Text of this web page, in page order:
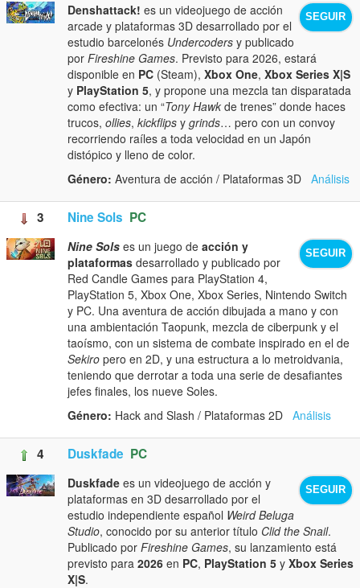
SEGUIR
Denshattack! es un videojuego de acción
arcade y plataformas 3D desarrollado por el
estudio barcelonés Undercoders y publicado
por Fireshine Games. Previsto para 2026, estará
disponible en PC (Steam), Xbox One, Xbox Series X|S
y PlayStation 5, y propone una mezcla tan disparatada
como efectiva: un “Tony Hawk de trenes” donde haces
trucos, ollies, kickflips y grinds… pero con un convoy
recorriendo raíles a toda velocidad en un Japón
distópico y lleno de color.
Género: Aventura de acción / Plataformas 3D Análisis
3 Nine Sols PC
SEGUIR
Nine Sols es un juego de acción y
plataformas desarrollado y publicado por
Red Candle Games para PlayStation 4,
PlayStation 5, Xbox One, Xbox Series, Nintendo Switch
y PC. Una aventura de acción dibujada a mano y con
una ambientación Taopunk, mezcla de ciberpunk y el
taoísmo, con un sistema de combate inspirado en el de
Sekiro pero en 2D, y una estructura a lo metroidvania,
teniendo que derrotar a toda una serie de desafiantes
jefes finales, los nueve Soles.
Género: Hack and Slash / Plataformas 2D Análisis
4 Duskfade PC
SEGUIR
Duskfade es un videojuego de acción y
plataformas en 3D desarrollado por el
estudio independiente español Weird Beluga
Studio, conocido por su anterior título Clid the Snail.
Publicado por Fireshine Games, su lanzamiento está
previsto para 2026 en PC, PlayStation 5 y Xbox Series
X|S.